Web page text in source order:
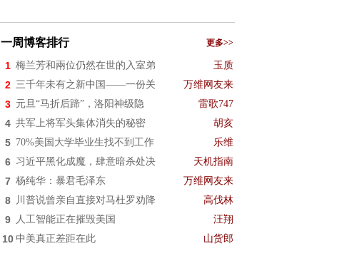
一周博客排行 更多>>
1 梅兰芳和兩位仍然在世的入室弟 玉质
2 三千年未有之新中国——一份关 万维网友来
3 元旦“马折后蹄”，洛阳神级隐 雷歌747
4 共军上将军头集体消失的秘密 胡亥
5 70%美国大学毕业生找不到工作 乐维
6 习近平黑化成魔，肆意暗杀处决 天机指南
7 杨纯华：暴君毛泽东 万维网友来
8 川普说曾亲自直接对马杜罗劝降 高伐林
9 人工智能正在摧毁美国 汪翔
10 中美真正差距在此 山货郎